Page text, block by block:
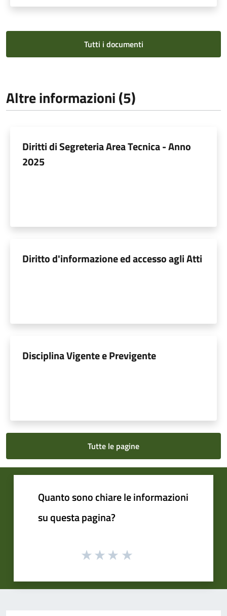
Tutti i documenti
Altre informazioni (5)
Diritti di Segreteria Area Tecnica - Anno
2025
Diritto d'informazione ed accesso agli Atti
Disciplina Vigente e Previgente
Tutte le pagine
Quanto sono chiare le informazioni
su questa pagina?